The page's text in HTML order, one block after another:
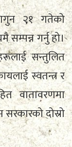
२१ गतेको
सम्पन्न गर्नु हो।
सन्तुलित
स्वतन्त्र र
वातावरणमा
दोस्रो